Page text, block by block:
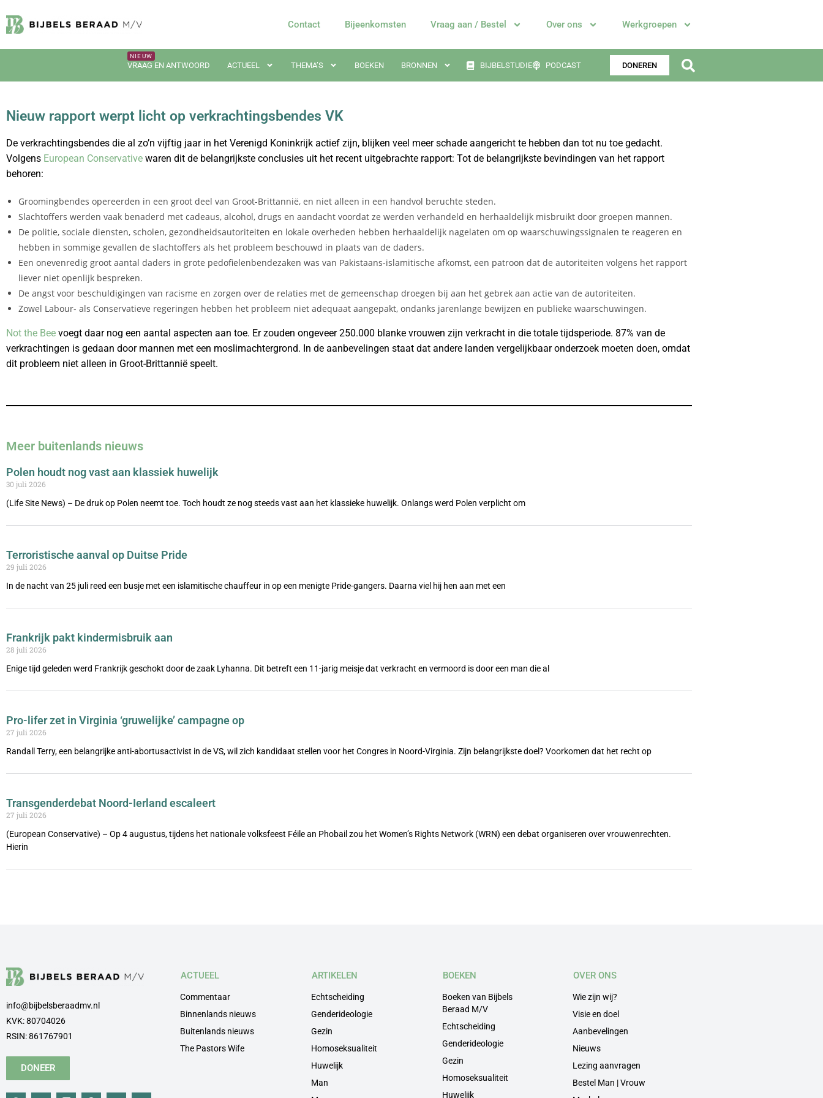
Contact Bijeenkomsten Vraag aan / Bestel Over ons Werkgroepen
VRAAG EN ANTWOORD ACTUEEL THEMA’S BOEKEN BRONNEN BIJBELSTUDIE PODCAST DONEREN
Nieuw rapport werpt licht op verkrachtingsbendes VK
De verkrachtingsbendes die al zo’n vijftig jaar in het Verenigd Koninkrijk actief zijn, blijken veel meer schade aangericht te hebben dan tot nu toe gedacht.
Volgens European Conservative waren dit de belangrijkste conclusies uit het recent uitgebrachte rapport: Tot de belangrijkste bevindingen van het rapport
behoren:
Groomingbendes opereerden in een groot deel van Groot-Brittannië, en niet alleen in een handvol beruchte steden.
Slachtoffers werden vaak benaderd met cadeaus, alcohol, drugs en aandacht voordat ze werden verhandeld en herhaaldelijk misbruikt door groepen mannen.
De politie, sociale diensten, scholen, gezondheidsautoriteiten en lokale overheden hebben herhaaldelijk nagelaten om op waarschuwingssignalen te reageren en
hebben in sommige gevallen de slachtoffers als het probleem beschouwd in plaats van de daders.
Een onevenredig groot aantal daders in grote pedofielenbendezaken was van Pakistaans-islamitische afkomst, een patroon dat de autoriteiten volgens het rapport
liever niet openlijk bespreken.
De angst voor beschuldigingen van racisme en zorgen over de relaties met de gemeenschap droegen bij aan het gebrek aan actie van de autoriteiten.
Zowel Labour- als Conservatieve regeringen hebben het probleem niet adequaat aangepakt, ondanks jarenlange bewijzen en publieke waarschuwingen.
Not the Bee voegt daar nog een aantal aspecten aan toe. Er zouden ongeveer 250.000 blanke vrouwen zijn verkracht in die totale tijdsperiode. 87% van de
verkrachtingen is gedaan door mannen met een moslimachtergrond. In de aanbevelingen staat dat andere landen vergelijkbaar onderzoek moeten doen, omdat
dit probleem niet alleen in Groot-Brittannië speelt.
Meer buitenlands nieuws
Polen houdt nog vast aan klassiek huwelijk
30 juli 2026
(Life Site News) – De druk op Polen neemt toe. Toch houdt ze nog steeds vast aan het klassieke huwelijk. Onlangs werd Polen verplicht om
Terroristische aanval op Duitse Pride
29 juli 2026
In de nacht van 25 juli reed een busje met een islamitische chauffeur in op een menigte Pride-gangers. Daarna viel hij hen aan met een
Frankrijk pakt kindermisbruik aan
28 juli 2026
Enige tijd geleden werd Frankrijk geschokt door de zaak Lyhanna. Dit betreft een 11-jarig meisje dat verkracht en vermoord is door een man die al
Pro-lifer zet in Virginia ‘gruwelijke’ campagne op
27 juli 2026
Randall Terry, een belangrijke anti-abortusactivist in de VS, wil zich kandidaat stellen voor het Congres in Noord-Virginia. Zijn belangrijkste doel? Voorkomen dat het recht op
Transgenderdebat Noord-Ierland escaleert
27 juli 2026
(European Conservative) – Op 4 augustus, tijdens het nationale volksfeest Féile an Phobail zou het Women’s Rights Network (WRN) een debat organiseren over vrouwenrechten.
Hierin
info@bijbelsberaadmv.nl
KVK: 80704026
RSIN: 861767901
DONEER
ACTUEEL
Commentaar
Binnenlands nieuws
Buitenlands nieuws
The Pastors Wife
ARTIKELEN
Echtscheiding
Genderideologie
Gezin
Homoseksualiteit
Huwelijk
Man
BOEKEN
Boeken van Bijbels
Beraad M/V
Echtscheiding
Genderideologie
Gezin
Homoseksualiteit
Huwelijk
OVER ONS
Wie zijn wij?
Visie en doel
Aanbevelingen
Nieuws
Lezing aanvragen
Bestel Man | Vrouw